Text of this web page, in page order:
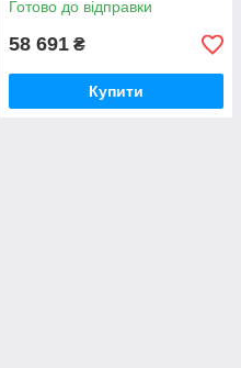
Готово до відправки
58 691 ₴
Купити